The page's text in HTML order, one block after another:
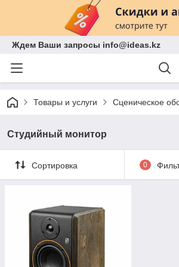
Ждем Ваши запросы info@ideas.kz
Товары и услуги Сценическое
Студийный монитор
Сортировка 0